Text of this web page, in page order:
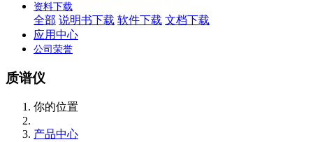
资料下载
全部 说明书下载 软件下载 文档下载
应用中心
公司荣誉
质谱仪
你的位置
产品中心